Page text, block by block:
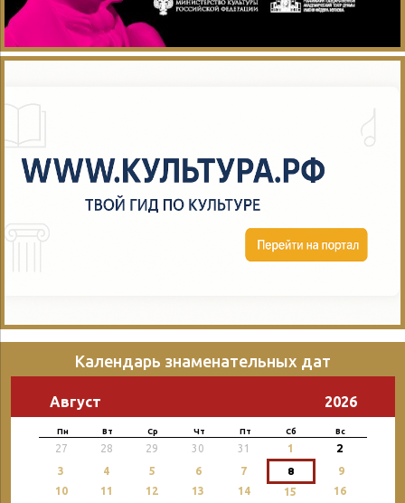
Календарь знаменательных дат
Август 2026
Пн Вт Ср Чт Пт Сб Вс
27 28 29 30 31 1 2
3 4 5 6 7 8
9
10
11 12 13 14 15
16